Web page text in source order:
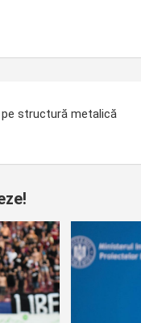
structură metalică